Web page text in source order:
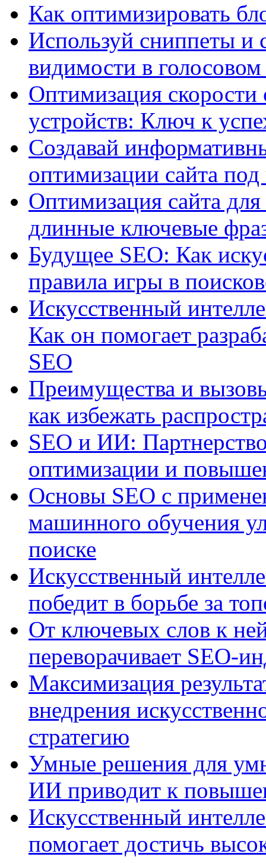
Как оптимизировать
Используй сниппеты и
видимости в
Оптимизация
устройств: Ключ к
Создавай
оптимизации сайта
Оптимизация сайта
длинные ключевые
Будущее SEO: Как
правила игры в
Искусственный
Как он помогает
SEO
Преимущества и
как избежать
SEO и ИИ:
оптимизации и
Основы SEO с
машинного обучения
поиске
Искусственный
победит в борьбе за
От ключевых слов к
переворачивает SEO-
Максимизация
внедрения
стратегию
Умные решения для
ИИ приводит к
Искусственный
помогает достичь